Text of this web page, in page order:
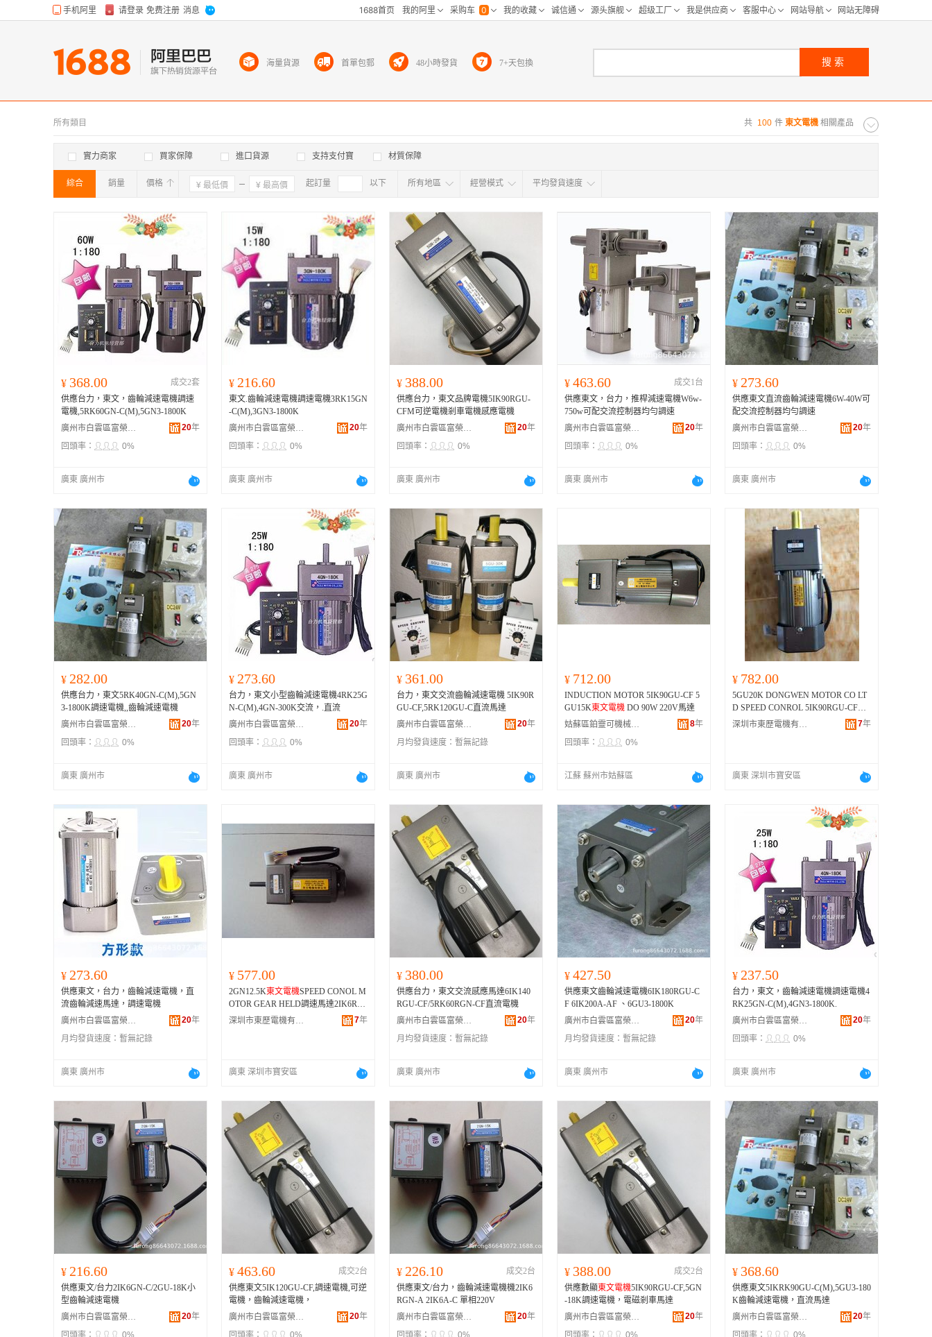
共 100 件 東文電機 相關產品
所有類目
實力商家 買家保障 進口貨源 支持支付寶 材質保障
綜合 銷量 價格 確定 起訂量 以下
確定 所有地區
所有地区 采购距离:
江浙沪 华东区 华中区 华北区
海外 北京 天津 重庆
浙江 山东 河北
福建
海南 黑龙江
青海 四川
贵州 西藏 澳门 台湾
經營模式 平均發貨速度
¥ 368.00
成交2套
供應台力，東文，齒輪減速電機調速
電機,5RK60GN-C(M),5GN3-1800K
廣州市白雲區富榮機電設備經營部
20年
回頭率：
0%
廣東 廣州市
¥ 216.60
東文.齒輪減速電機調速電機3RK15GN
-C(M),3GN3-1800K
廣州市白雲區富榮機電設備經營部
20年
回頭率：
0%
廣東 廣州市
¥ 388.00
供應台力，東文品牌電機5IK90RGU-
CFM可逆電機剎車電機感應電機
廣州市白雲區富榮機電設備經營部
20年
回頭率：
0%
廣東 廣州市
¥ 463.60
成交1台
供應東文，台力，推桿減速電機W6w-
750w可配交流控制器均勻調速
廣州市白雲區富榮機電設備經營部
20年
回頭率：
0%
廣東 廣州市
¥ 273.60
供應東文直流齒輪減速電機6W-40W可
配交流控制器均勻調速
廣州市白雲區富榮機電設備經營部
20年
回頭率：
0%
廣東 廣州市
¥ 282.00
供應台力，東文5RK40GN-C(M),5GN
3-1800K調速電機,,齒輪減速電機
廣州市白雲區富榮機電設備經營部
20年
回頭率：
0%
廣東 廣州市
¥ 273.60
台力，東文小型齒輪減速電機4RK25G
N-C(M),4GN-300K交流，.直流
廣州市白雲區富榮機電設備經營部
20年
回頭率：
0%
廣東 廣州市
¥ 361.00
台力，東文交流齒輪減速電機 5IK90R
GU-CF,5RK120GU-C直流馬達
廣州市白雲區富榮機電設備經營部
20年
月均發貨速度： 暫無記錄
廣東 廣州市
¥ 712.00
INDUCTION MOTOR 5IK90GU-CF 5
GU15K東文電機 DO 90W 220V馬達
姑蘇區鉑靈可機械設備經營部
8年
回頭率：
0%
江蘇 蘇州市姑蘇區
¥ 782.00
5GU20K DONGWEN MOTOR CO LT
D SPEED CONROL 5IK90RGU-CF東
文電機
深圳市東歷電機有限公司 7年
廣東 深圳市寶安區
¥ 273.60
供應東文，台力，齒輪減速電機，直
流齒輪減速馬達，調速電機
廣州市白雲區富榮機電設備經營部
20年
月均發貨速度： 暫無記錄
廣東 廣州市
¥ 577.00
2GN12.5K東文電機SPEED CONOL M
OTOR GEAR HELD調速馬達2IK6RG
N-C
深圳市東歷電機有限公司 7年
廣東 深圳市寶安區
¥ 380.00
供應台力，東文交流感應馬達6IK140
RGU-CF/5RK60RGN-CF直流電機
廣州市白雲區富榮機電設備經營部
20年
月均發貨速度： 暫無記錄
廣東 廣州市
¥ 427.50
供應東文齒輪減速電機6IK180RGU-C
F 6IK200A-AF 、6GU3-1800K
廣州市白雲區富榮機電設備經營部
20年
月均發貨速度： 暫無記錄
廣東 廣州市
¥ 237.50
台力，東文，齒輪減速電機調速電機4
RK25GN-C(M),4GN3-1800K.
廣州市白雲區富榮機電設備經營部
20年
回頭率：
0%
廣東 廣州市
¥ 216.60
供應東文/台力2IK6GN-C/2GU-18K小
型齒輪減速電機
廣州市白雲區富榮機電設備經營部
20年
回頭率：
0%
¥ 463.60
成交2台
供應東文5IK120GU-CF,調速電機,可逆
電機，齒輪減速電機，
廣州市白雲區富榮機電設備經營部
20年
回頭率：
0%
¥ 226.10
成交2台
供應東文/台力，齒輪減速電機機2IK6
RGN-A 2IK6A-C 單相220V
廣州市白雲區富榮機電設備經營部
20年
回頭率：
0%
¥ 388.00
成交2台
供應數顯東文電機5IK90RGU-CF,5GN
-18K調速電機，電磁剎車馬達
廣州市白雲區富榮機電設備經營部
20年
回頭率：
0%
¥ 368.60
供應東文5IKRK90GU-C(M),5GU3-180
K齒輪減速電機，直流馬達
廣州市白雲區富榮機電設備經營部
20年
回頭率：
0%
海量貨源 首單包郵 48小時發貨 7+天包換 搜索